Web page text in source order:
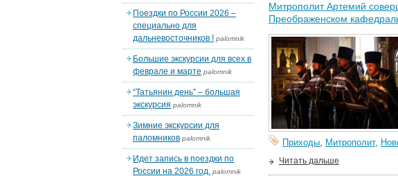
Митрополит Артемий
Преображенском
Приходы, Митрополит,
Читать дальше
Поездки по России 2026 –
специально для
дальневосточников ! palomnik
Большие экскурсии для всех в
феврале и марте palomnik
“Татьянин день” – большая
экскурсия palomnik
Зимние экскурсии для
паломников palomnik
Идет запись в поездки по
России на 2026 год. palomnik